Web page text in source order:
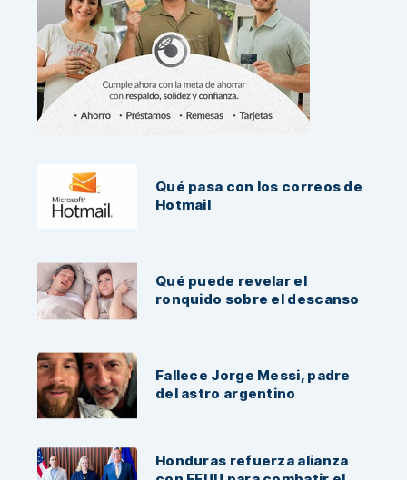
Qué pasa con los correos de
Hotmail
Qué puede revelar el
ronquido sobre el descanso
Fallece Jorge Messi, padre
del astro argentino
Honduras refuerza alianza